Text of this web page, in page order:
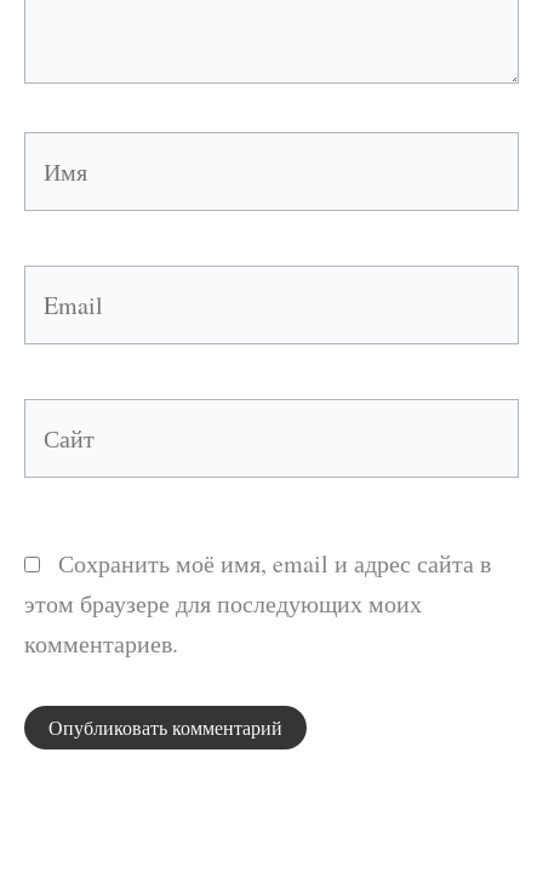
Сохранить моё имя, email и адрес сайта в
этом браузере для последующих моих
комментариев.